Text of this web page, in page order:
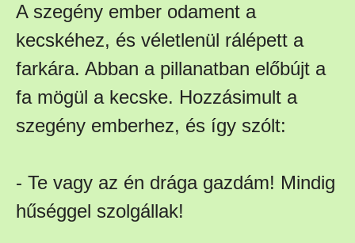
A szegény ember odament a
kecskéhez, és véletlenül rálépett a
farkára. Abban a pillanatban előbújt a
fa mögül a kecske. Hozzásimult a
szegény emberhez, és így szólt:
- Te vagy az én drága gazdám! Mindig
hűséggel szolgállak!